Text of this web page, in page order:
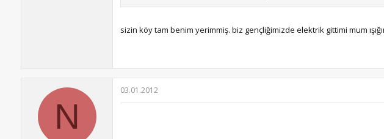
sizin köy tam benim yerimmiş. biz gençliğimizde elektrik gittimi mum
N
03.01.2012